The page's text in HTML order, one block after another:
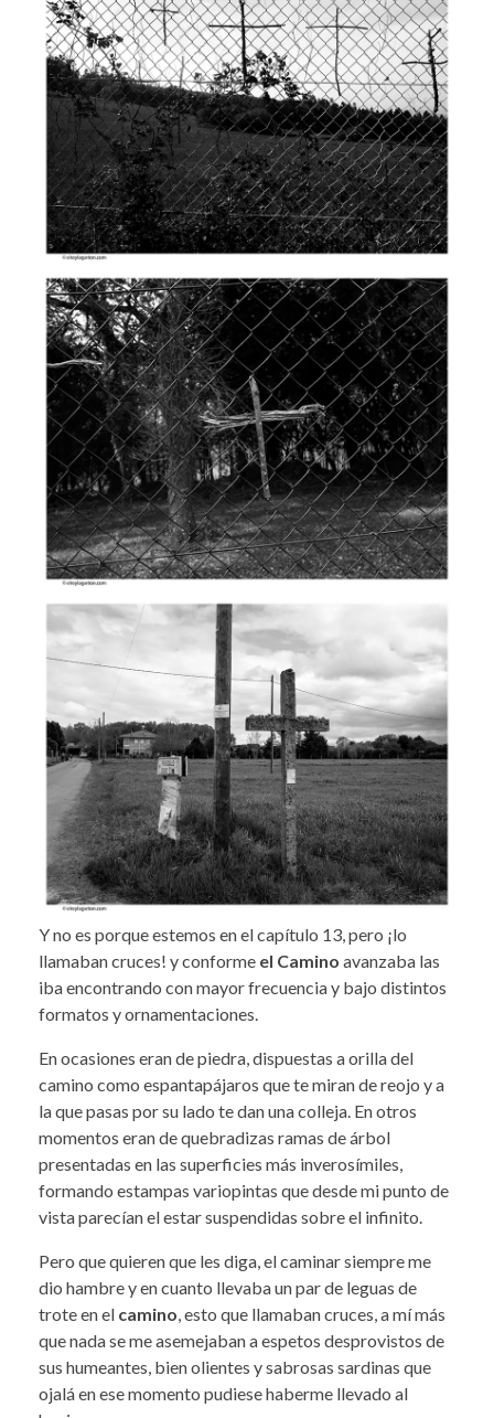
Y no es porque estemos en el capítulo 13, pero ¡lo
llamaban cruces! y conforme el Camino avanzaba las
iba encontrando con mayor frecuencia y bajo distintos
formatos y ornamentaciones.
En ocasiones eran de piedra, dispuestas a orilla del
camino como espantapájaros que te miran de reojo y a
la que pasas por su lado te dan una colleja. En otros
momentos eran de quebradizas ramas de árbol
presentadas en las superficies más inverosímiles,
formando estampas variopintas que desde mi punto de
vista parecían el estar suspendidas sobre el infinito.
Pero que quieren que les diga, el caminar siempre me
dio hambre y en cuanto llevaba un par de leguas de
trote en el camino, esto que llamaban cruces, a mí más
que nada se me asemejaban a espetos desprovistos de
sus humeantes, bien olientes y sabrosas sardinas que
ojalá en ese momento pudiese haberme llevado al